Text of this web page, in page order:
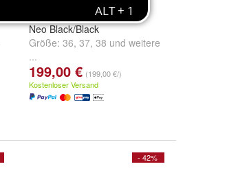
John Doe Motorrad Schuh
Neo Black/Black
Größe: 36, 37, 38 und weitere
...
199,00 € (199,00 €/)
Kostenloser Versand
- 42%